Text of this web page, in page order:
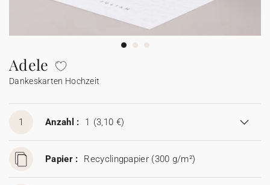
Aufkleber für Einwegkamera
Wunderkerzen-Etikett
Johanna x Cotton Bird
Mini Glasflasche
Baumwollsäckchen
Seife
Mini Glasflasche
Alles für Glückwünsche
Alle digitalen Karten
Alle Geschenkkarten
Gutscheincodes
Mini Glasflasche
Baumwollsäckchen
Adele
Dankeskarten Hochzeit
1 Anzahl : 1 (3,10 €)
Papier : Recyclingpapier (300 g/m²)